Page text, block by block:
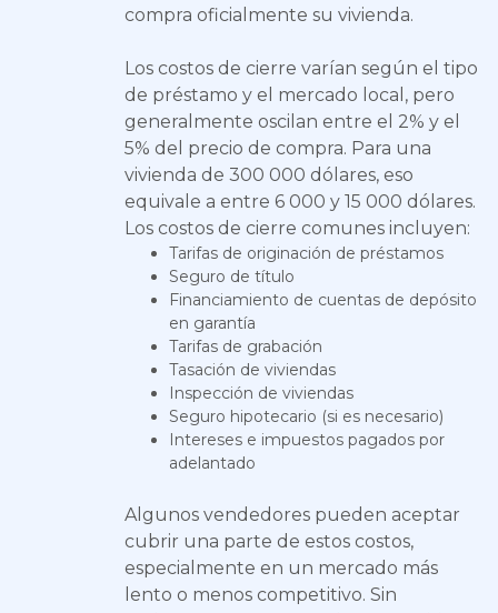
compra oficialmente su vivienda.
Los costos de cierre varían según el tipo
de préstamo y el mercado local, pero
generalmente oscilan entre el 2% y el
5% del precio de compra. Para una
vivienda de 300 000 dólares, eso
equivale a entre 6 000 y 15 000 dólares.
Los costos de cierre comunes incluyen:
Tarifas de originación de préstamos
Seguro de título
Financiamiento de cuentas de depósito
en garantía
Tarifas de grabación
Tasación de viviendas
Inspección de viviendas
Seguro hipotecario (si es necesario)
Intereses e impuestos pagados por
adelantado
Algunos vendedores pueden aceptar
cubrir una parte de estos costos,
especialmente en un mercado más
lento o menos competitivo. Sin